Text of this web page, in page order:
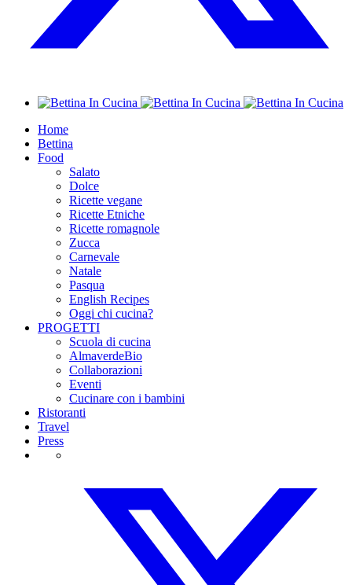
Home
Bettina
Food
Salato
Dolce
Ricette vegane
Ricette Etniche
Ricette romagnole
Zucca
Carnevale
Natale
Pasqua
English Recipes
Oggi chi cucina?
PROGETTI
Scuola di cucina
AlmaverdeBio
Collaborazioni
Eventi
Cucinare con i bambini
Ristoranti
Travel
Press